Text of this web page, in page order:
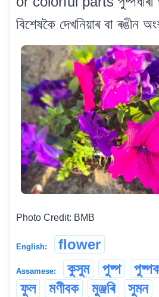
বিশেষকৈ দেখনিয়াৰ বা ৰঙীন
Photo Credit: BMB
English: flower
Assamese: কুসুম পুষ্প
ফুল
মণীবক মুঞ্জৰি সুমন